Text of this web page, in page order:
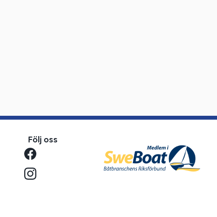
Följ oss